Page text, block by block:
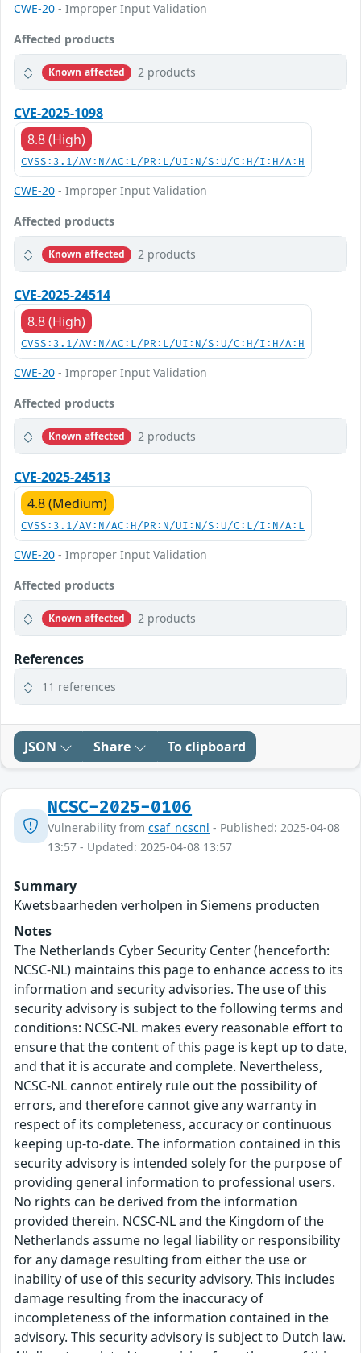
CWE-20 - Improper Input Validation
Affected products
Known affected 2 products
CVE-2025-1098
8.8 (High)
CVSS:3.1/AV:N/AC:L/PR:L/UI:N/S:U/C:H/I:H/A:H
CWE-20 - Improper Input Validation
Affected products
Known affected 2 products
CVE-2025-24514
8.8 (High)
CVSS:3.1/AV:N/AC:L/PR:L/UI:N/S:U/C:H/I:H/A:H
CWE-20 - Improper Input Validation
Affected products
Known affected 2 products
CVE-2025-24513
4.8 (Medium)
CVSS:3.1/AV:N/AC:H/PR:N/UI:N/S:U/C:L/I:N/A:L
CWE-20 - Improper Input Validation
Affected products
Known affected 2 products
References
11 references
JSON Share To clipboard
NCSC-2025-0106
Vulnerability from csaf_ncscnl - Published: 2025-04-08
13:57 - Updated: 2025-04-08 13:57
Summary
Kwetsbaarheden verholpen in Siemens producten
Notes
The Netherlands Cyber Security Center (henceforth:
NCSC-NL) maintains this page to enhance access to its
information and security advisories. The use of this
security advisory is subject to the following terms and
conditions: NCSC-NL makes every reasonable effort to
ensure that the content of this page is kept up to date,
and that it is accurate and complete. Nevertheless,
NCSC-NL cannot entirely rule out the possibility of
errors, and therefore cannot give any warranty in
respect of its completeness, accuracy or continuous
keeping up-to-date. The information contained in this
security advisory is intended solely for the purpose of
providing general information to professional users.
No rights can be derived from the information
provided therein. NCSC-NL and the Kingdom of the
Netherlands assume no legal liability or responsibility
for any damage resulting from either the use or
inability of use of this security advisory. This includes
damage resulting from the inaccuracy of
incompleteness of the information contained in the
advisory. This security advisory is subject to Dutch law.